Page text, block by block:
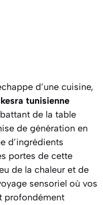
d’une cuisine,
kesra tunisienne
de la table
de génération en
d’ingrédients
portes de cette
de la chaleur et de
sensoriel où vos
profondément